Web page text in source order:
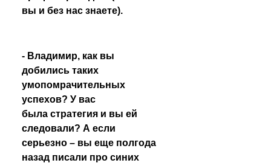
вы и без нас знаете).
- Владимир, как вы
добились таких
умопомрачительных
успехов? У вас
была стратегия и вы ей
следовали? А если
серьезно – вы еще полгода